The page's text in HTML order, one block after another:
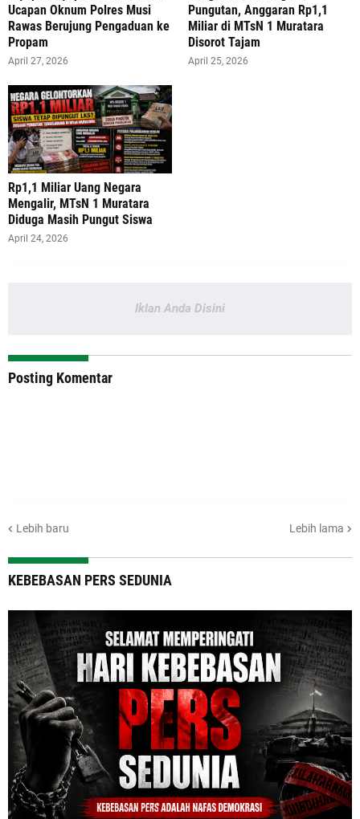
Ucapan Oknum Polres Musi
Rawas Berujung Pengaduan ke
Propam
April 27, 2026
Pungutan, Anggaran Rp1,1
Miliar di MTsN 1 Muratara
Disorot Tajam
April 25, 2026
‎Rp1,1 Miliar Uang Negara
Mengalir, MTsN 1 Muratara
Diduga Masih Pungut Siswa
April 24, 2026
Iklan Anda Disini
Posting Komentar
Lebih baru Lebih lama
KEBEBASAN PERS SEDUNIA